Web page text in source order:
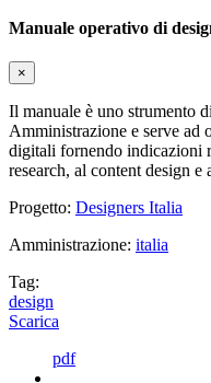
Manuale operativo di
×
Il manuale è uno strumento
Amministrazione e serve ad
digitali fornendo indicazioni
research, al content design e
Progetto: Designers Italia
Amministrazione: italia
Tag:
design
Scarica
pdf